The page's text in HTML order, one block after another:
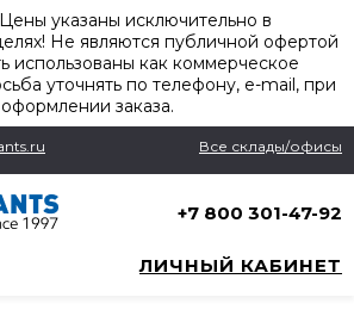
указаны исключительно в
Не являются публичной офертой
использованы как коммерческое
уточнять по телефону, e-mail, при
оформлении заказа.
Все склады/офисы
+7 800 301-47-92
ЛИЧНЫЙ КАБИНЕТ